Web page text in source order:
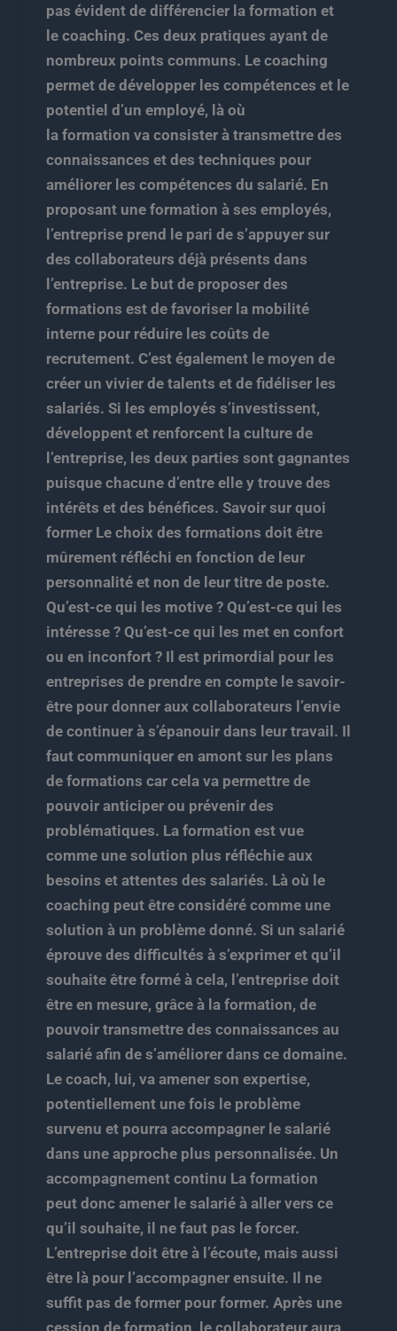
pas évident de différencier la formation et
le coaching. Ces deux pratiques ayant de
nombreux points communs. Le coaching
permet de développer les compétences et le
potentiel d’un employé, là où
la formation va consister à transmettre des
connaissances et des techniques pour
améliorer les compétences du salarié. En
proposant une formation à ses employés,
l’entreprise prend le pari de s’appuyer sur
des collaborateurs déjà présents dans
l’entreprise. Le but de proposer des
formations est de favoriser la mobilité
interne pour réduire les coûts de
recrutement. C’est également le moyen de
créer un vivier de talents et de fidéliser les
salariés. Si les employés s’investissent,
développent et renforcent la culture de
l’entreprise, les deux parties sont gagnantes
puisque chacune d’entre elle y trouve des
intérêts et des bénéfices. Savoir sur quoi
former Le choix des formations doit être
mûrement réfléchi en fonction de leur
personnalité et non de leur titre de poste.
Qu’est-ce qui les motive ? Qu’est-ce qui les
intéresse ? Qu’est-ce qui les met en confort
ou en inconfort ? Il est primordial pour les
entreprises de prendre en compte le savoir-
être pour donner aux collaborateurs l’envie
de continuer à s’épanouir dans leur travail. Il
faut communiquer en amont sur les plans
de formations car cela va permettre de
pouvoir anticiper ou prévenir des
problématiques. La formation est vue
comme une solution plus réfléchie aux
besoins et attentes des salariés. Là où le
coaching peut être considéré comme une
solution à un problème donné. Si un salarié
éprouve des difficultés à s’exprimer et qu’il
souhaite être formé à cela, l’entreprise doit
être en mesure, grâce à la formation, de
pouvoir transmettre des connaissances au
salarié afin de s’améliorer dans ce domaine.
Le coach, lui, va amener son expertise,
potentiellement une fois le problème
survenu et pourra accompagner le salarié
dans une approche plus personnalisée. Un
accompagnement continu La formation
peut donc amener le salarié à aller vers ce
qu’il souhaite, il ne faut pas le forcer.
L’entreprise doit être à l’écoute, mais aussi
être là pour l’accompagner ensuite. Il ne
suffit pas de former pour former. Après une
cession de formation, le collaborateur aura